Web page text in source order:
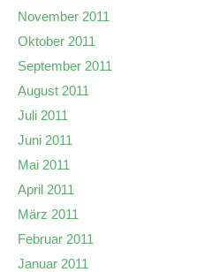
November 2011
Oktober 2011
September 2011
August 2011
Juli 2011
Juni 2011
Mai 2011
April 2011
März 2011
Februar 2011
Januar 2011